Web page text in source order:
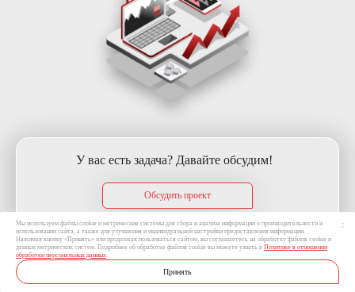
У вас есть задача? Давайте обсудим!
Обсудить проект
Мы используем файлы cookie и метрические системы для сбора и анализа информации о производительности и
использовании сайта, а также для улучшения и индивидуальной настройки предоставления информации.
Нажимая кнопку «Принять» или продолжая пользоваться сайтом, вы соглашаетесь на обработку файлов cookie и
данных метрических систем. Подробнее об обработке файлов cookie вы можете узнать в Политике в отношении
обработки персональных данных.
Принять